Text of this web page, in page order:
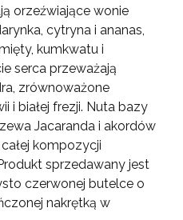
orzeźwiające wonie
cytryna i ananas,
kumkwatu i
serca przeważają
zrównoważone
i białej frezji. Nuta bazy
Jacaranda i akordów
kompozycji
sprzedawany jest
czerwonej butelce o
nakrętką w